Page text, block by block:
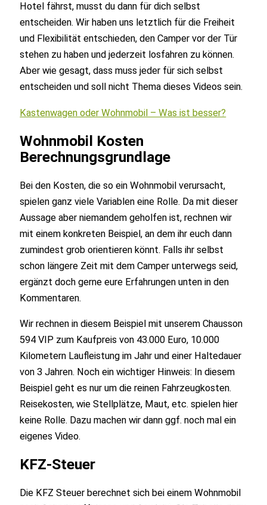
Hotel fährst, musst du dann für dich selbst
entscheiden. Wir haben uns letztlich für die Freiheit
und Flexibilität entschieden, den Camper vor der Tür
stehen zu haben und jederzeit losfahren zu können.
Aber wie gesagt, dass muss jeder für sich selbst
entscheiden und soll nicht Thema dieses Videos sein.
Kastenwagen oder Wohnmobil – Was ist besser?
Wohnmobil Kosten
Berechnungsgrundlage
Bei den Kosten, die so ein Wohnmobil verursacht,
spielen ganz viele Variablen eine Rolle. Da mit dieser
Aussage aber niemandem geholfen ist, rechnen wir
mit einem konkreten Beispiel, an dem ihr euch dann
zumindest grob orientieren könnt. Falls ihr selbst
schon längere Zeit mit dem Camper unterwegs seid,
ergänzt doch gerne eure Erfahrungen unten in den
Kommentaren.
Wir rechnen in diesem Beispiel mit unserem Chausson
594 VIP zum Kaufpreis von 43.000 Euro, 10.000
Kilometern Laufleistung im Jahr und einer Haltedauer
von 3 Jahren. Noch ein wichtiger Hinweis: In diesem
Beispiel geht es nur um die reinen Fahrzeugkosten.
Reisekosten, wie Stellplätze, Maut, etc. spielen hier
keine Rolle. Dazu machen wir dann ggf. noch mal ein
eigenes Video.
KFZ-Steuer
Die KFZ Steuer berechnet sich bei einem Wohnmobil